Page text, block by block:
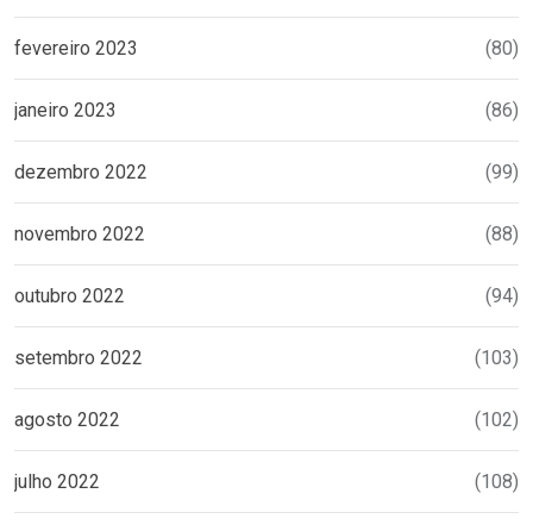
fevereiro 2023 (80)
janeiro 2023 (86)
dezembro 2022 (99)
novembro 2022 (88)
outubro 2022 (94)
setembro 2022 (103)
agosto 2022 (102)
julho 2022 (108)